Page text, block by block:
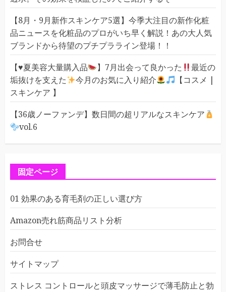
【8月・9月新作スキンケア5選】今季大注目の新作化粧
品ニュースを化粧品のプロがいち早く解説！あの大人気
ブランドから待望のプチプラライン登場！！
【♥️夏美容大量購入品 】7月出会って良かった
最近の
垢抜けを支えた
今月のお気に入り紹介
【コスメ |
スキンケア 】
【36歳ノーファンデ】数日間の超リアルなスキンケア
vol.6
固定ページ
01 効果のある育毛剤の正しい選び方
Amazon売れ筋商品リスト分析
お問合せ
サイトマップ
ストレス コントロールと頭皮マッサージで薄毛防止と勃